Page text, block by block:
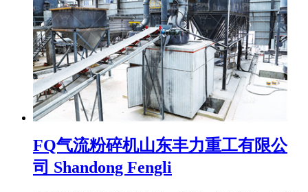
FQ气流粉碎机山东丰力重工有限公
司 Shandong Fengli